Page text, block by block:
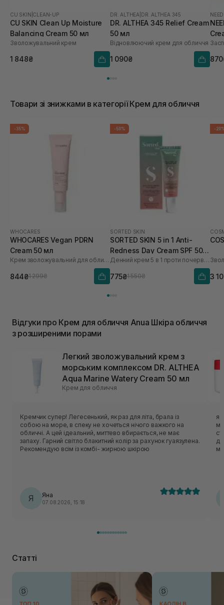
CU SKIN CLEAN-UP
CU SKIN Clean Up Moisture
Balancing Cream 50 мл
Зволожувальний крем
1 848₴
DR. ALTHEA DR. ALTHEA 345
DR. ALTHEA 345 Relief Cream
50 мл
Відновлюючий крем для обличчя
1 090₴
Товари зі знижками в категорії Крем для обличчя
-35%
WHOCARES
WHOCARES Vegan PDRN
Cream 50 мл
Крем зволожувальний для обличчя із веганськими полінуклеотидами
844₴1 299₴
-50%
SORTED SKIN
SORTED SKIN 5 in 1 Anti-
Redness Day Cream SPF 50
30 мл
Денний крем 5 в 1 проти почервоніння
775₴1 550₴
-
3
Відгуки про Крем для обличчя Anua Шкіра обличчя
з розширеними порами
Легкий зволожувальний крем з
морським комплексом DR. ALTHEA
Aqua Marine Watery Cream 50 мл
Крем для обличчя
Кремчик супер! Легесенький, як раз для літа, брала із
собою на море, в спеку не хочеться нічого важкого на
обличчі. А цей ідеальний, миттево вбирається, не має
запаху. Гарний світло блакитний колір за рахунок гуаязулена.
Рекомендую всім із комбі- жирною шкірою
Я Яна
07.08.2026, 15:18
я
Статті